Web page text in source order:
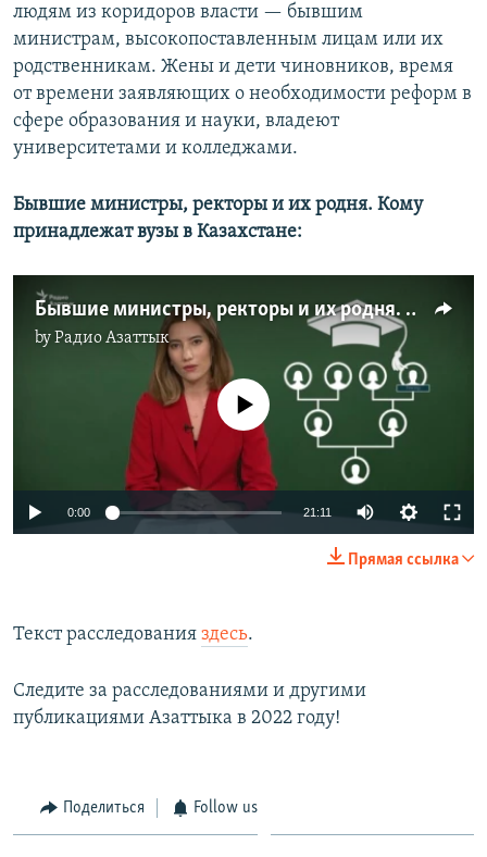
людям из коридоров власти — бывшим
министрам, высокопоставленным лицам или их
родственникам. Жены и дети чиновников, время
от времени заявляющих о необходимости реформ в
сфере образования и науки, владеют
университетами и колледжами.
Бывшие министры, ректоры и их родня. Кому
принадлежат вузы в Казахстане:
Бывшие министры, ректоры и их родня. Кому принадлежат вузы в Казахстане
byРадио Азаттык
No media source currently available
0:00 21:11
Прямая ссылка
Текст расследования здесь.
Следите за расследованиями и другими
публикациями Азаттыка в 2022 году!
Поделиться Follow us